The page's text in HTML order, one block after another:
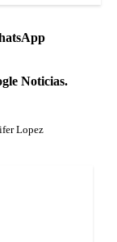
Noticias.
Lopez